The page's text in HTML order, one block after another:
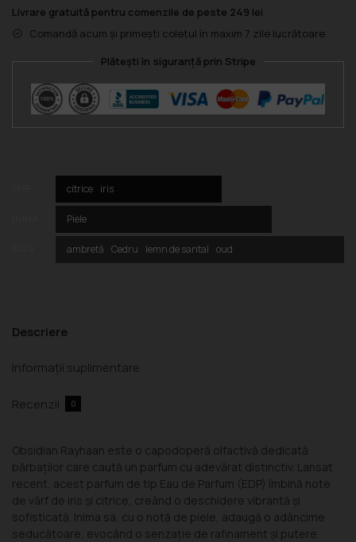
Livrare gratuită pentru comenzile de peste 249 lei
Comandă acum și primești coletul în maxim 7 zile lucrătoare
Plătești în siguranță prin Stripe
citrice iris
Piele
ambretă Cedru lemn de santal oud
Descriere
Informații suplimentare
Recenzii 0
Obsidian Rayhaan este o capodoperă olfactivă dedicată
bărbaților care caută un parfum cu adevărat distinctiv. Lansat
recent, acest parfum de tip Eau de Parfum (EDP) îmbină note
de vârf de iris și citrice, creând o deschidere vibrantă și
sofisticată. Inima sa, cu o notă de piele, adaugă o adâncime
seducătoare, evocând o senzație de rafinament și putere.